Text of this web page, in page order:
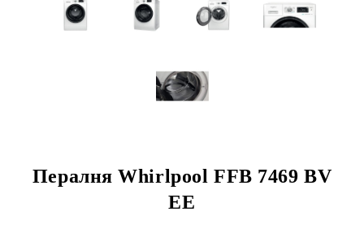
Пералня Whirlpool FFB 7469 BV
EE